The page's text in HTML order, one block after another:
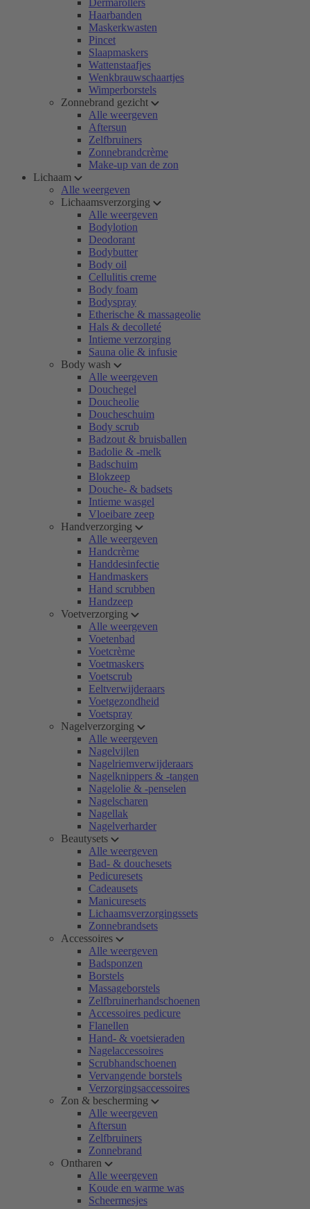
Dermarollers
Haarbanden
Maskerkwasten
Pincet
Slaapmaskers
Wattenstaafjes
Wenkbrauwschaartjes
Wimperborstels
Zonnebrand gezicht
Alle weergeven
Aftersun
Zelfbruiners
Zonnebrandcrème
Make-up van de zon
Lichaam
Alle weergeven
Lichaamsverzorging
Alle weergeven
Bodylotion
Deodorant
Bodybutter
Body oil
Cellulitis creme
Body foam
Bodyspray
Etherische & massageolie
Hals & decolleté
Intieme verzorging
Sauna olie & infusie
Body wash
Alle weergeven
Douchegel
Doucheolie
Doucheschuim
Body scrub
Badzout & bruisballen
Badolie & -melk
Badschuim
Blokzeep
Douche- & badsets
Intieme wasgel
Vloeibare zeep
Handverzorging
Alle weergeven
Handcrème
Handdesinfectie
Handmaskers
Hand scrubben
Handzeep
Voetverzorging
Alle weergeven
Voetenbad
Voetcrème
Voetmaskers
Voetscrub
Eeltverwijderaars
Voetgezondheid
Voetspray
Nagelverzorging
Alle weergeven
Nagelvijlen
Nagelriemverwijderaars
Nagelknippers & -tangen
Nagelolie & -penselen
Nagelscharen
Nagellak
Nagelverharder
Beautysets
Alle weergeven
Bad- & douchesets
Pedicuresets
Cadeausets
Manicuresets
Lichaamsverzorgingssets
Zonnebrandsets
Accessoires
Alle weergeven
Badsponzen
Borstels
Massageborstels
Zelfbruinerhandschoenen
Accessoires pedicure
Flanellen
Hand- & voetsieraden
Nagelaccessoires
Scrubhandschoenen
Vervangende borstels
Verzorgingsaccessoires
Zon & bescherming
Alle weergeven
Aftersun
Zelfbruiners
Zonnebrand
Ontharen
Alle weergeven
Koude en warme was
Scheermesjes